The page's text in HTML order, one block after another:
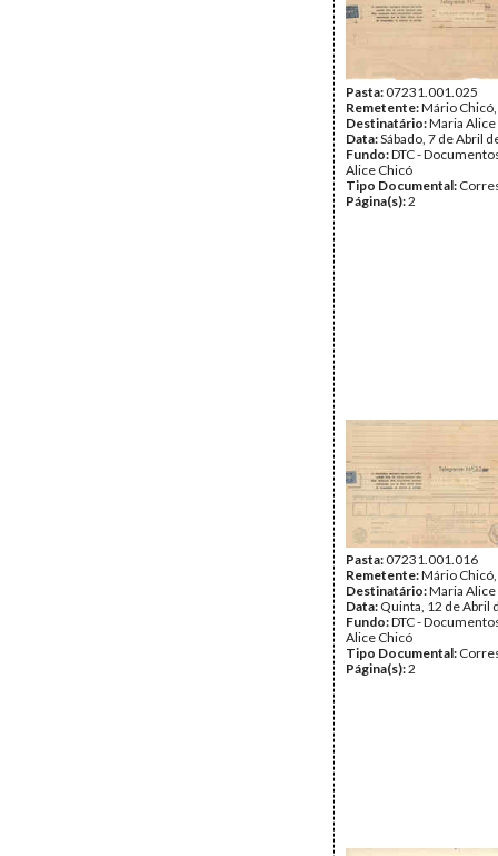
Pasta:07231.001.025
Remetente:Mário
Destinatário:Maria Alice
Data:Sábado, 7 de Abril
Fundo:DTC -
Alice Chicó
Tipo Documental:
Página(s):2
Pasta:07231.001.016
Remetente:Mário
Destinatário:Maria Alice
Data: Quinta, 12 de Abril
Fundo:DTC -
Alice Chicó
Tipo Documental:
Página(s):2